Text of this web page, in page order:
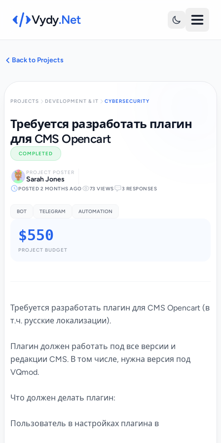
Vydy.Net
Back to Projects
PROJECTS DEVELOPMENT & IT CYBERSECURITY
Требуется разработать плагин
для CMS Opencart
COMPLETED
PROJECT POSTER
Sarah Jones
POSTED 2 MONTHS AGO 73 VIEWS 3 RESPONSES
BOT TELEGRAM AUTOMATION
$550
PROJECT BUDGET
Требуется разработать плагин для CMS Opencart (в
т.ч. русские локализации).
Плагин должен работать под все версии и
редакции CMS. В том числе, нужна версия под
VQmod.
Что должен делать плагин:
Пользователь в настройках плагина в